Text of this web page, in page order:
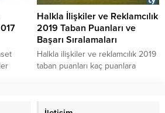
ve
ve
kontenjanlar kaç kişiliktir? Hatay
fen liselerine yerleşen öğrenciler,
en yüksek yüzdelik dilim ve en...
Halkla İlişkiler ve Reklamcılık
2019 Taban Puanları ve
Başarı Sıralamaları
Halkla ilişkiler ve reklamcılık 2019
taban puanları kaç puanlara